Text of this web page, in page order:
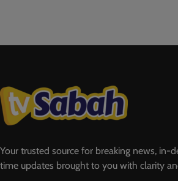
Your trusted source for breaking news, in-
time updates brought to you with clarity